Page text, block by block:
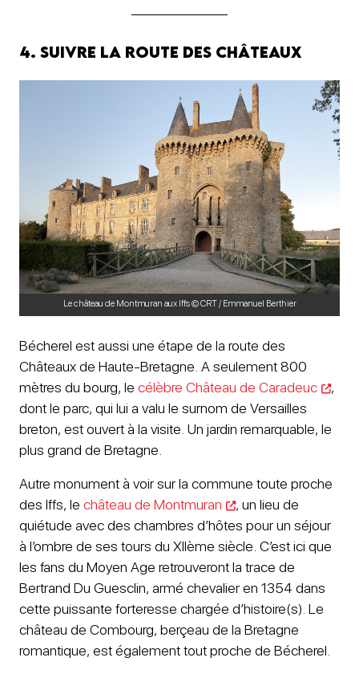
4. Suivre la route des châteaux
Le château de Montmuran aux Iffs © CRT / Emmanuel Berthier
Bécherel est aussi une étape de la route des
Châteaux de Haute-Bretagne. A seulement 800
mètres du bourg, le célèbre Château de Caradeuc
,
dont le parc, qui lui a valu le surnom de Versailles
breton, est ouvert à la visite. Un jardin remarquable, le
plus grand de Bretagne.
Autre monument à voir sur la commune toute proche
des Iffs, le château de Montmuran
, un lieu de
quiétude avec des chambres d’hôtes pour un séjour
à l’ombre de ses tours du XIIème siècle. C’est ici que
les fans du Moyen Age retrouveront la trace de
Bertrand Du Guesclin, armé chevalier en 1354 dans
cette puissante forteresse chargée d’histoire(s). Le
château de Combourg, berçeau de la Bretagne
romantique, est également tout proche de Bécherel.